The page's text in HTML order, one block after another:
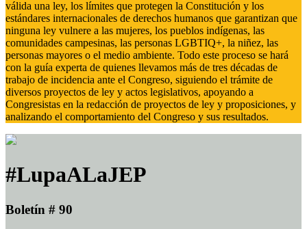
válida una ley, los límites que protegen la Constitución y los
estándares internacionales de derechos humanos que garantizan que
ninguna ley vulnere a las mujeres, los pueblos indígenas, las
comunidades campesinas, las personas LGBTIQ+, la niñez, las
personas mayores o el medio ambiente. Todo este proceso se hará
con la guía experta de quienes llevamos más de tres décadas de
trabajo de incidencia ante el Congreso, siguiendo el trámite de
diversos proyectos de ley y actos legislativos, apoyando a
Congresistas en la redacción de proyectos de ley y proposiciones, y
analizando el comportamiento del Congreso y sus resultados.
#LupaALaJEP
Boletín # 90